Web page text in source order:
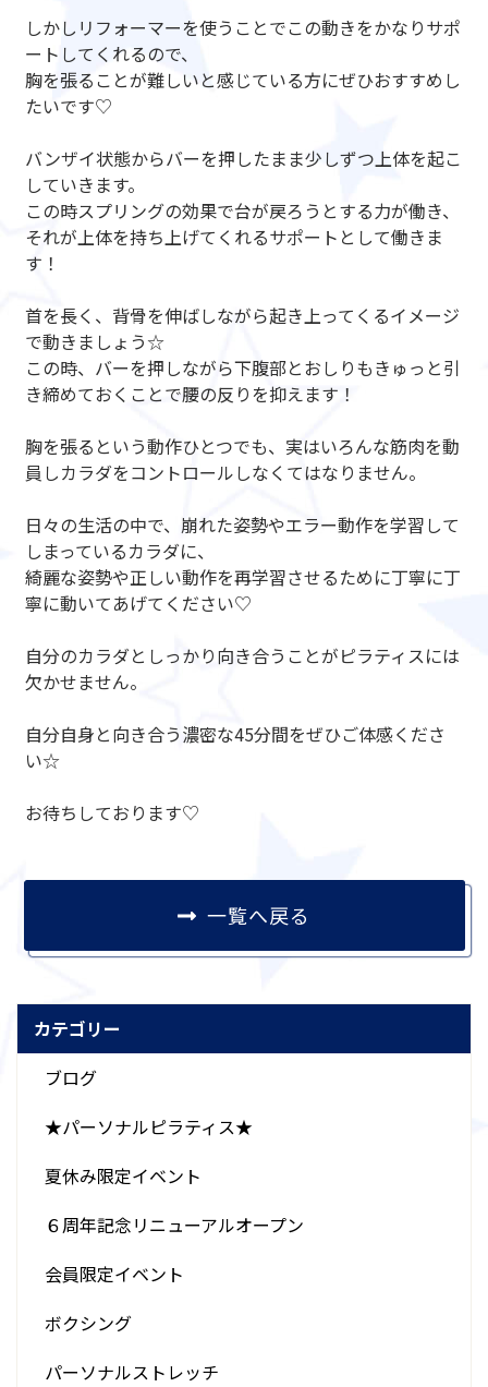
カテゴリー
ブログ
★パーソナルピラティス★
夏休み限定イベント
６周年記念リニューアルオープン
会員限定イベント
ボクシング
パーソナルストレッチ
しかしリフォーマーを使うことでこの動きをかなりサポ
ートしてくれるので、
胸を張ることが難しいと感じている方にぜひおすすめし
たいです♡
バンザイ状態からバーを押したまま少しずつ上体を起こ
していきます。
この時スプリングの効果で台が戻ろうとする力が働き、
それが上体を持ち上げてくれるサポートとして働きま
す！
首を長く、背骨を伸ばしながら起き上ってくるイメージ
で動きましょう☆
この時、バーを押しながら下腹部とおしりもきゅっと引
き締めておくことで腰の反りを抑えます！
胸を張るという動作ひとつでも、実はいろんな筋肉を動
員しカラダをコントロールしなくてはなりません。
日々の生活の中で、崩れた姿勢やエラー動作を学習して
しまっているカラダに、
綺麗な姿勢や正しい動作を再学習させるために丁寧に丁
寧に動いてあげてください♡
自分のカラダとしっかり向き合うことがピラティスには
欠かせません。
自分自身と向き合う濃密な45分間をぜひご体感くださ
い☆
お待ちしております♡
一覧へ戻る